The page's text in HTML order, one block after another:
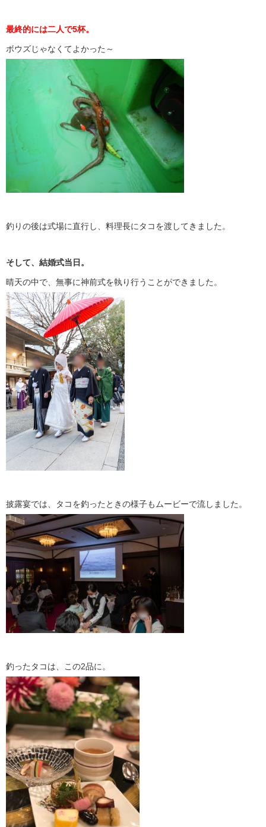
最終的には二人で5杯。
ボウズじゃなくてよかった～
釣りの後は式場に直行し、料理長にタコを渡してきました。
そして、結婚式当日。
晴天の中で、無事に神前式を執り行うことができました。
披露宴では、タコを釣ったときの様子もムービーで流しました。
釣ったタコは、この2品に。